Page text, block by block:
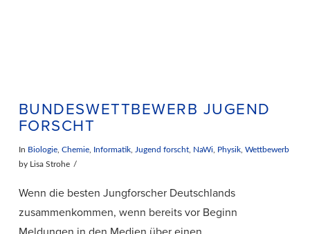
BUNDESWETTBEWERB JUGEND
FORSCHT
In Biologie, Chemie, Informatik, Jugend forscht, NaWi, Physik, Wettbewerb
by Lisa Strohe
Wenn die besten Jungforscher Deutschlands
zusammenkommen, wenn bereits vor Beginn